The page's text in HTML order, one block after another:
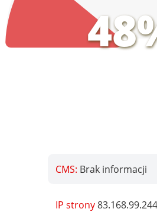
CMS: Brak informacji
IP strony83.168.99.244